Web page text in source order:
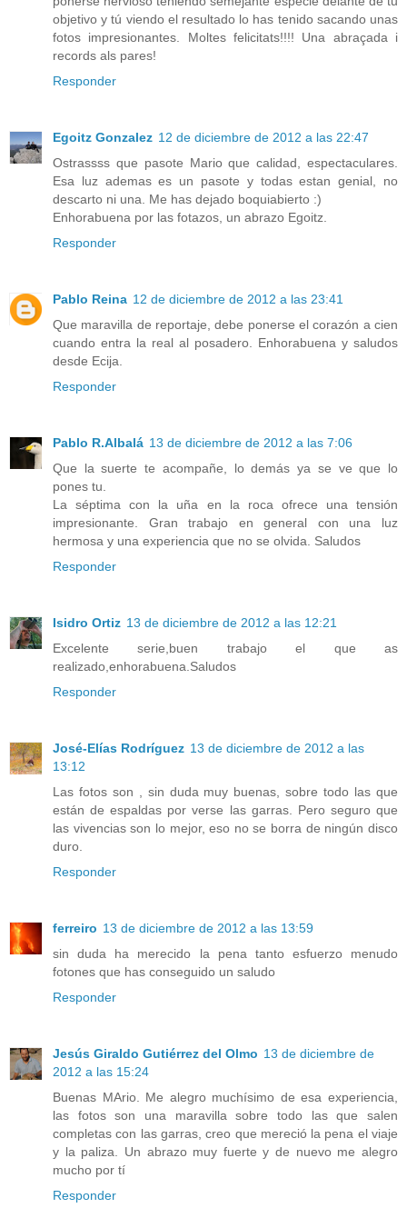
objetivo y tú viendo el resultado lo has tenido sacando unas
fotos impresionantes. Moltes felicitats!!!! Una abraçada i
records als pares!
Responder
Egoitz Gonzalez 12 de diciembre de 2012 a las 22:47
Ostrassss que pasote Mario que calidad, espectaculares.
Esa luz ademas es un pasote y todas estan genial, no
descarto ni una. Me has dejado boquiabierto :)
Enhorabuena por las fotazos, un abrazo Egoitz.
Responder
Pablo Reina 12 de diciembre de 2012 a las 23:41
Que maravilla de reportaje, debe ponerse el corazón a cien
cuando entra la real al posadero. Enhorabuena y saludos
desde Ecija.
Responder
Pablo R.Albalá 13 de diciembre de 2012 a las 7:06
Que la suerte te acompañe, lo demás ya se ve que lo
pones tu.
La séptima con la uña en la roca ofrece una tensión
impresionante. Gran trabajo en general con una luz
hermosa y una experiencia que no se olvida. Saludos
Responder
Isidro Ortiz 13 de diciembre de 2012 a las 12:21
Excelente serie,buen trabajo el que as
realizado,enhorabuena.Saludos
Responder
José-Elías Rodríguez 13 de diciembre de 2012 a las
13:12
Las fotos son , sin duda muy buenas, sobre todo las que
están de espaldas por verse las garras. Pero seguro que
las vivencias son lo mejor, eso no se borra de ningún disco
duro.
Responder
ferreiro 13 de diciembre de 2012 a las 13:59
sin duda ha merecido la pena tanto esfuerzo menudo
fotones que has conseguido un saludo
Responder
Jesús Giraldo Gutiérrez del Olmo 13 de diciembre de
2012 a las 15:24
Buenas MArio. Me alegro muchísimo de esa experiencia,
las fotos son una maravilla sobre todo las que salen
completas con las garras, creo que mereció la pena el viaje
y la paliza. Un abrazo muy fuerte y de nuevo me alegro
mucho por tí
Responder